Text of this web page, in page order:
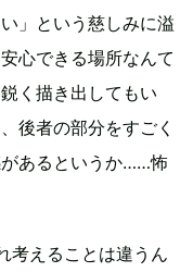
」という慈しみに溢
心できる場所なんて
く描き出してもい
後者の部分をすごく
あるというか……怖
考えることは違うん